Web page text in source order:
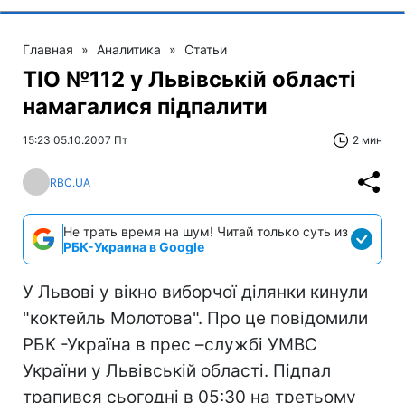
Главная » Аналитика » Статьи
ТІО №112 у Львівській області
намагалися підпалити
15:23 05.10.2007 Пт 2 мин
RBC.UA
Не трать время на шум! Читай только суть из
РБК-Украина в Google
У Львові у вікно виборчої ділянки кинули
"коктейль Молотова". Про це повідомили
РБК -Україна в прес –службi УМВC
України у Львівській області. Підпал
трапився сьогодні в 05:30 на третьому